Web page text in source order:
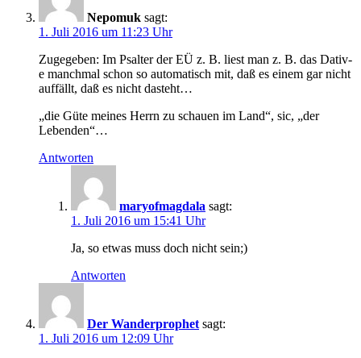
Nepomuk sagt:
1. Juli 2016 um 11:23 Uhr
Zugegeben: Im Psalter der EÜ z. B. liest man z. B. das Dativ-
e manchmal schon so automatisch mit, daß es einem gar nicht
auffällt, daß es nicht dasteht…
„die Güte meines Herrn zu schauen im Land“, sic, „der
Lebenden“…
Antworten
maryofmagdala sagt:
1. Juli 2016 um 15:41 Uhr
Ja, so etwas muss doch nicht sein;)
Antworten
Der Wanderprophet sagt:
1. Juli 2016 um 12:09 Uhr